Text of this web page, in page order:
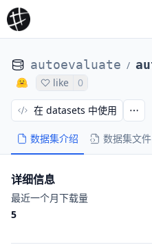
autoevaluate /
like 0
数据集介绍 数据集文件
在 datasets 中使用
详细信息
最近一个月下载量
5